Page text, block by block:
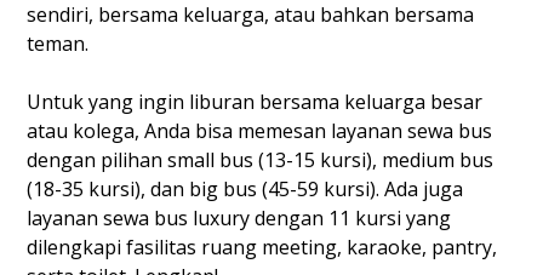
sendiri, bersama keluarga, atau bahkan bersama
teman.
Untuk yang ingin liburan bersama keluarga besar
atau kolega, Anda bisa memesan layanan sewa bus
dengan pilihan small bus (13-15 kursi), medium bus
(18-35 kursi), dan big bus (45-59 kursi). Ada juga
layanan sewa bus luxury dengan 11 kursi yang
dilengkapi fasilitas ruang meeting, karaoke, pantry,